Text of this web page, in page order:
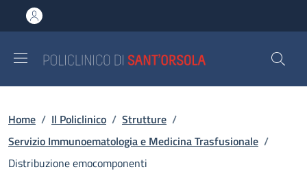
al contenuto principale
to footer content
Briciole di pane
Home / Il Policlinico / Strutture /
Servizio Immunoematologia e Medicina Trasfusionale /
Distribuzione emocomponenti